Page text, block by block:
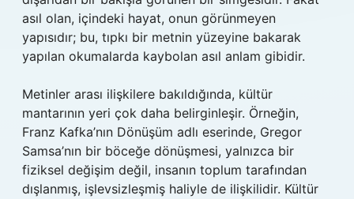
asıl olan, içindeki hayat, onun görünmeyen
yapısıdır; bu, tıpkı bir metnin yüzeyine bakarak
yapılan okumalarda kaybolan asıl anlam gibidir.
Metinler arası ilişkilere bakıldığında, kültür
mantarının yeri çok daha belirginleşir. Örneğin,
Franz Kafka’nın Dönüşüm adlı eserinde, Gregor
Samsa’nın bir böceğe dönüşmesi, yalnızca bir
fiziksel değişim değil, insanın toplum tarafından
dışlanmış, işlevsizleşmiş haliyle de ilişkilidir. Kültür